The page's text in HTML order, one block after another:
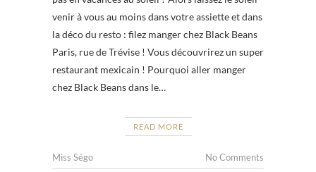
venir à vous au moins dans votre assiette et dans
la déco du resto : filez manger chez Black Beans
Paris, rue de Trévise ! Vous découvrirez un super
restaurant mexicain ! Pourquoi aller manger
chez Black Beans dans le…
READ MORE
Miss Ségo No Comments